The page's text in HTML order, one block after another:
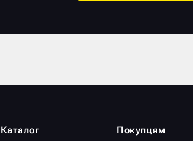
Каталог Покупцям